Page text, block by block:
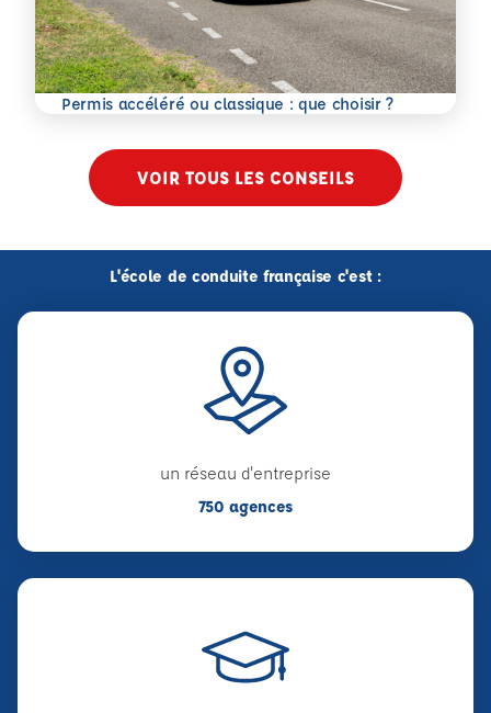
Permis accéléré ou classique : que choisir ?
En savoir plus
VOIR TOUS LES CONSEILS
L'école de conduite française c'est :
un réseau d'entreprise
750 agences